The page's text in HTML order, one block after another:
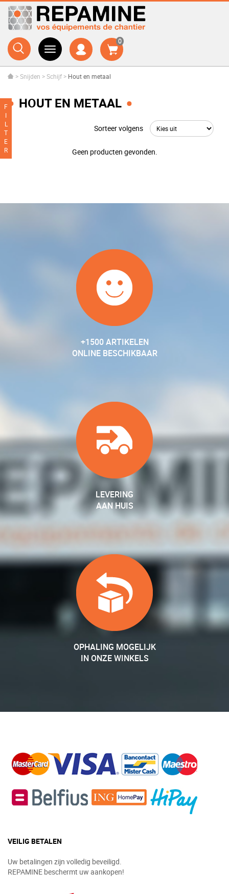
0
F
I
L
T
E
R
>Snijden >Schijf > Hout en metaal
HOUT EN METAAL
Sorteer volgens
Geen producten gevonden.
+1500 ARTIKELEN
ONLINE BESCHIKBAAR
LEVERING
AAN HUIS
OPHALING MOGELIJK
IN ONZE WINKELS
VEILIG BETALEN
Uw betalingen zijn volledig beveiligd.
REPAMINE beschermt uw aankopen!